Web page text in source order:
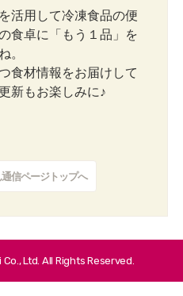
活用して冷凍食品の便
食卓に「もう１品」を
。
食材情報をお届けして
新もお楽しみに♪
信ページトップへ
Ltd. All Rights Reserved.